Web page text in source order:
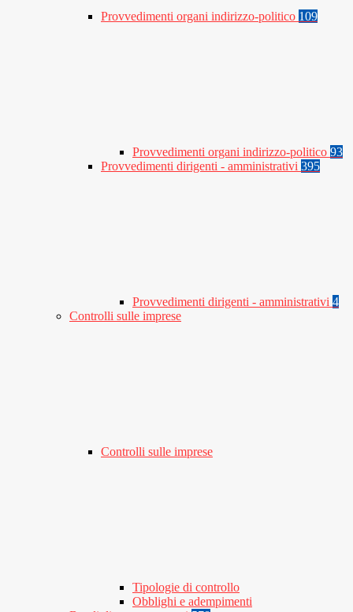
Provvedimenti organi indirizzo-politico 109
Provvedimenti organi indirizzo-politico 93
Provvedimenti dirigenti - amministrativi 395
Provvedimenti dirigenti - amministrativi 4
Controlli sulle imprese
Controlli sulle imprese
Tipologie di controllo
Obblighi e adempimenti